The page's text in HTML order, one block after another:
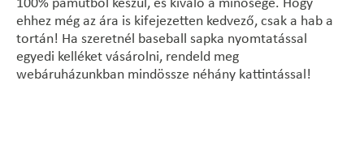
100% pamutból készül, és kiváló a minősége. Hogy
ehhez még az ára is kifejezetten kedvező, csak a hab a
tortán! Ha szeretnél baseball sapka nyomtatással
egyedi kelléket vásárolni, rendeld meg
webáruházunkban mindössze néhány kattintással!